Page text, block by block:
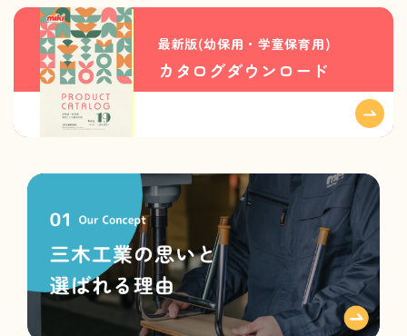
最新版(幼保用・学童保育用)
カタログダウンロード